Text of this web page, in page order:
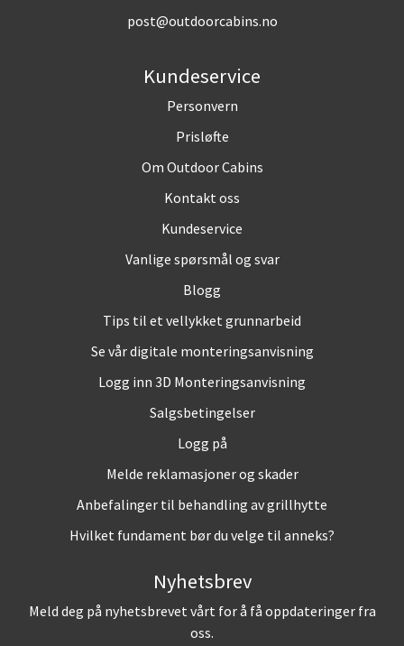
post@outdoorcabins.no
Kundeservice
Personvern
Prisløfte
Om Outdoor Cabins
Kontakt oss
Kundeservice
Vanlige spørsmål og svar
Blogg
Tips til et vellykket grunnarbeid
Se vår digitale monteringsanvisning
Logg inn 3D Monteringsanvisning
Salgsbetingelser
Logg på
Melde reklamasjoner og skader
Anbefalinger til behandling av grillhytte
Hvilket fundament bør du velge til anneks?
Nyhetsbrev
Meld deg på nyhetsbrevet vårt for å få oppdateringer fra
oss.